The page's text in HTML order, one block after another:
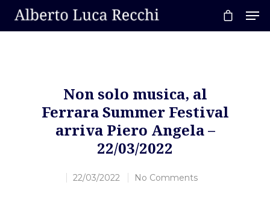
Non solo musica, al
Ferrara Summer Festival
arriva Piero Angela –
22/03/2022
22/03/2022 No Comments